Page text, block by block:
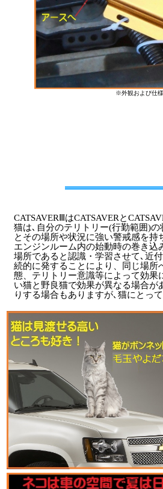
※外観および仕様は性能維持
CATSAVERⅢはCATSAVERと
猫は､自分のテリトリー(行勤範囲)
とその場所や状況に強い警戒感を
エンジンルーム内の始動時の巻き
場所であると認識・学習させて､近
続的に発することにより、同じ場所
態、テリトリー意識等によって効果
い猫と野良猫で効果が異なる場合
りする場合もありますが､猫にとっ